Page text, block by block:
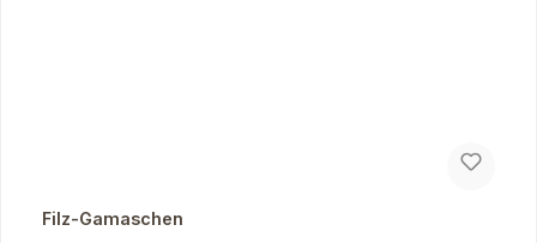
Filz-Gamaschen